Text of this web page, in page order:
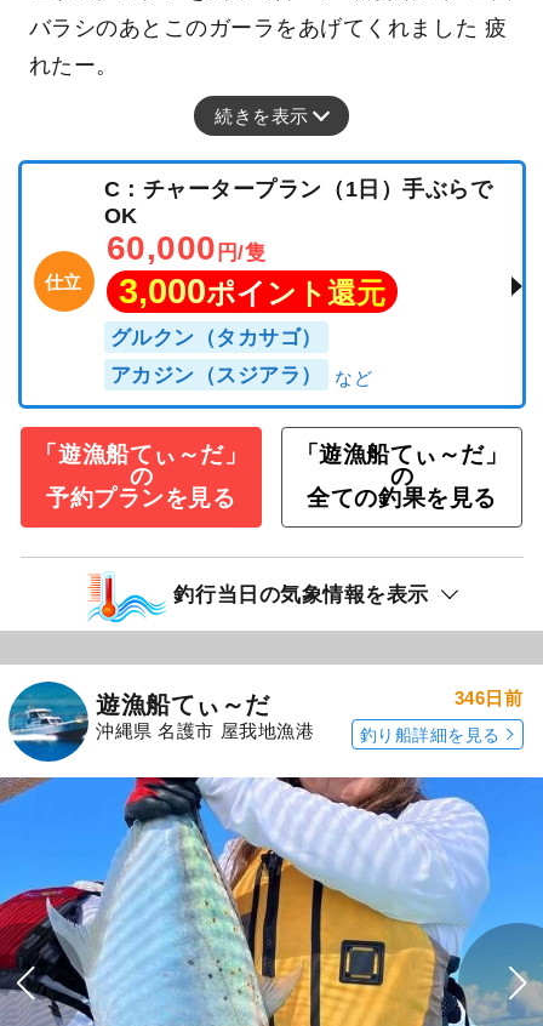
バラシのあとこのガーラをあげてくれました 疲
れたー。
続きを表示
仕立
C：チャータープラン（1日）手ぶらで
OK
60,000 円/隻
3,000ポイント還元
グルクン（タカサゴ）
アカジン（スジアラ）
「遊漁船てぃ～だ」
の
予約プランを見る
「遊漁船てぃ～だ」
の
全ての釣果を見る
釣行当日の気象情報を表示
遊漁船てぃ～だ
沖縄県 名護市 屋我地漁港
346日前
釣り船詳細を見る